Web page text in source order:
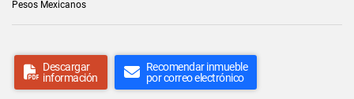
Pesos Mexicanos
Descargar
información
Recomendar inmueble
por correo electrónico